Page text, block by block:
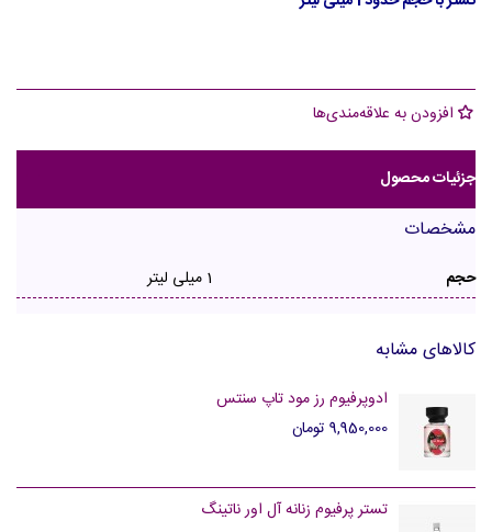
افزودن به علاقه‌مندی‌ها
جزئیات محصول
مشخصات
حجم 1 میلی لیتر
کالاهای مشابه
ادوپرفیوم رز مود تاپ سنتس
9,950,000 تومان
تستر پرفیوم زنانه آل اور ناتینگ